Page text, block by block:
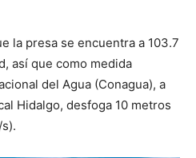
la presa se encuentra a 103.7
así que como medida
del Agua (Conagua), a
Hidalgo, desfoga 10 metros